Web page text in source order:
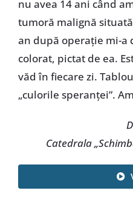
nu avea 14 ani când
tumoră malignă
an după operație mi-
colorat, pictat de ea.
văd în fiecare zi.
„culorile speranței”.
Catedrala